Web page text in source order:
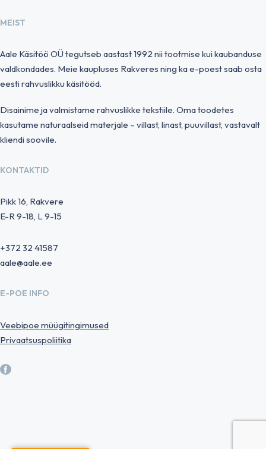
MEIST
Aale Käsitöö OÜ tegutseb aastast 1992 nii tootmise kui kaubanduse
valdkondades. Meie kaupluses Rakveres ning ka e-poest saab osta
eesti rahvuslikku käsitööd.
Disainime ja valmistame rahvuslikke tekstiile. Oma toodetes
kasutame naturaalseid materjale – villast, linast, puuvillast, vastavalt
kliendi soovile.
KONTAKTID
Pikk 16, Rakvere
E-R 9-18, L 9-15
+372 32 41587
aale@aale.ee
E-POE INFO
Veebipoe müügitingimused
Privaatsuspoliitika